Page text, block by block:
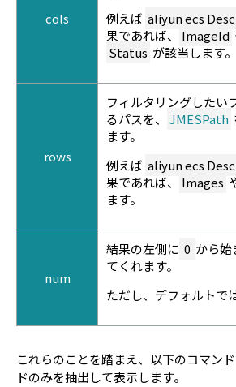
cols
例えば aliyun ecs
果であれば、
ImageId
Status が該当します。
rows
フィルタリングしたい
るパスを、
JMESPath
ます。
例えば aliyun ecs
果であれば、
Images
ます。
num
結果の左側に 0 から始
てくれます。
ただし、デフォルトで
これらのことを踏まえ、以下のコマン
ドのみを抽出して表示します。